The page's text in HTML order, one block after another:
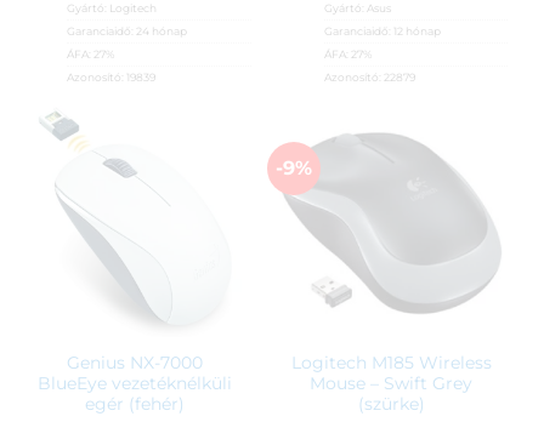
Gyártó: Logitech
Garanciaidő: 24 hónap
ÁFA: 27%
Azonosító:
19839
Gyártó: Asus
Garanciaidő:
12 hónap
ÁFA: 27%
Azonosító: 22879
Genius NX-7000
BlueEye vezetéknélküli
egér (fehér)
-9%
Logitech M185 Wireless
Mouse – Swift Grey
(szürke)